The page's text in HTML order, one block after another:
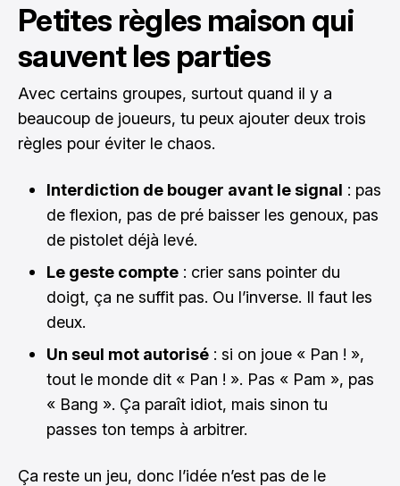
Petites règles maison qui
sauvent les parties
Avec certains groupes, surtout quand il y a
beaucoup de joueurs, tu peux ajouter deux trois
règles pour éviter le chaos.
Interdiction de bouger avant le signal : pas
de flexion, pas de pré baisser les genoux, pas
de pistolet déjà levé.
Le geste compte : crier sans pointer du
doigt, ça ne suffit pas. Ou l’inverse. Il faut les
deux.
Un seul mot autorisé : si on joue « Pan ! »,
tout le monde dit « Pan ! ». Pas « Pam », pas
« Bang ». Ça paraît idiot, mais sinon tu
passes ton temps à arbitrer.
Ça reste un jeu, donc l’idée n’est pas de le